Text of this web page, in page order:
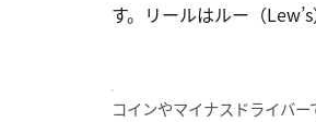
す。リールはルー（
コインやマイナスドライバ